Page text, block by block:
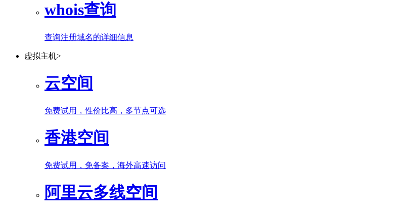
whois查询
查询注册域名的详细信息
虚拟主机>
云空间
免费试用，性价比高，多节点可选
香港空间
免费试用，免备案，海外高速访问
阿里云多线空间